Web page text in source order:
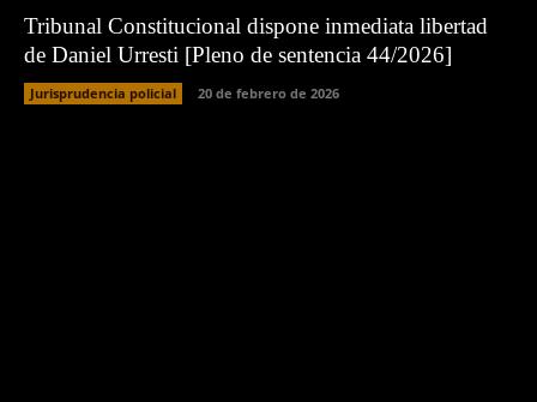
Tribunal Constitucional dispone inmediata libertad
de Daniel Urresti [Pleno de sentencia 44/2026]
Jurisprudencia policial 20 de febrero de 2026